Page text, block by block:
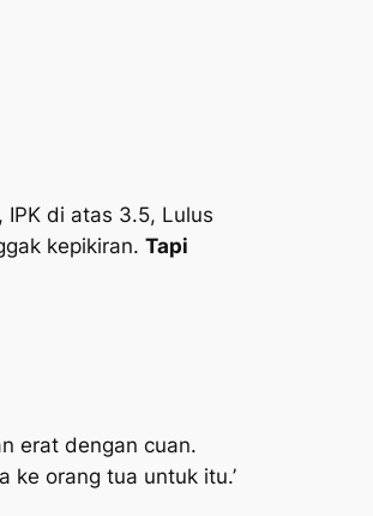
IPK di atas 3.5, Lulus
kepikiran. Tapi
erat dengan cuan.
ke orang tua untuk itu.’